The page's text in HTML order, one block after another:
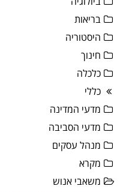
בריאות
היסטוריה
חינוך
כלכלה
כללי
מדעי המדינה
מדעי הסביבה
מנהל עסקים
מקרא
משאבי אנוש